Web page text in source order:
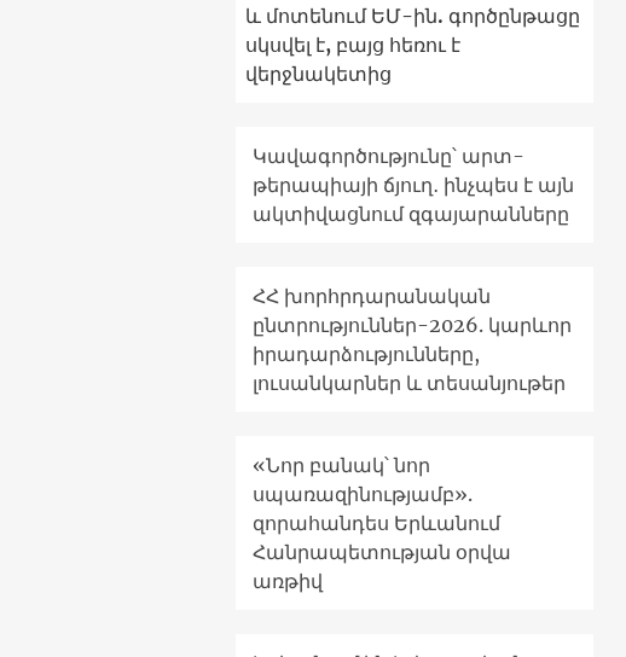
և մոտենում ԵՄ-ին. գործընթացը
սկսվել է, բայց հեռու է
վերջնակետից
Կավագործությունը՝ արտ-
թերապիայի ճյուղ․ ինչպես է այն
ակտիվացնում զգայարանները
ՀՀ խորհրդարանական
ընտրություններ-2026. կարևոր
իրադարձությունները,
լուսանկարներ և տեսանյութեր
«Նոր բանակ՝ նոր
սպառազինությամբ».
զորահանդես Երևանում
Հանրապետության օրվա
առթիվ